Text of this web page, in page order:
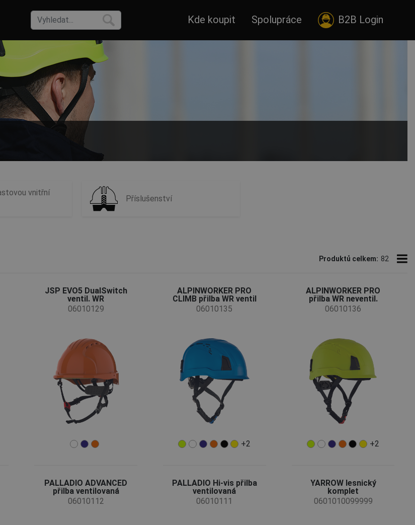
Kde koupit Spolupráce B2B Login
s plastovou vnitřní výztuhou. Vybírejte z široké nabídky produktů určených k ochraně hlavy vyrobených
vnitřní
Příslušenství
Produktů celkem: 82
JSP EVO5 DualSwitch
ventil. WR
06010129
ALPINWORKER PRO
CLIMB přilba WR ventil
06010135
+2
ALPINWORKER PRO
přilba WR neventil.
06010136
+2
PALLADIO ADVANCED
přilba ventilovaná
06010112
PALLADIO Hi-vis přilba
ventilovaná
06010111
YARROW lesnický
komplet
0601010099999